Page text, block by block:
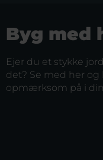
Byg med
Ejer du et stykke
det? Se med her og
opmærksom på i